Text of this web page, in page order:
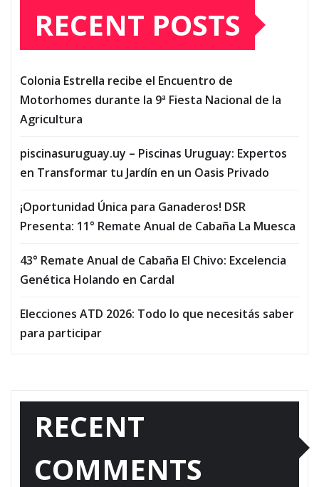
RECENT POSTS
Colonia Estrella recibe el Encuentro de
Motorhomes durante la 9ª Fiesta Nacional de la
Agricultura
piscinasuruguay.uy – Piscinas Uruguay: Expertos
en Transformar tu Jardín en un Oasis Privado
¡Oportunidad Única para Ganaderos! DSR
Presenta: 11° Remate Anual de Cabaña La Muesca
43° Remate Anual de Cabaña El Chivo: Excelencia
Genética Holando en Cardal
Elecciones ATD 2026: Todo lo que necesitás saber
para participar
RECENT
COMMENTS